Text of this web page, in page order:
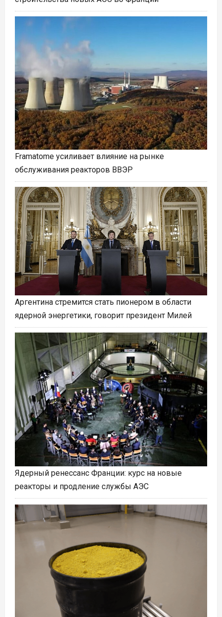
Framatome усиливает влияние на рынке
обслуживания реакторов ВВЭР
Аргентина стремится стать пионером в области
ядерной энергетики, говорит президент Милей
Ядерный ренессанс Франции: курс на новые
реакторы и продление службы АЭС